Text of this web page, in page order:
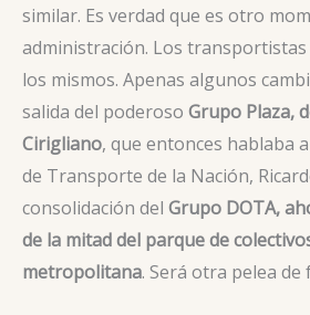
similar. Es verdad que es otro
administración. Los
los mismos. Apenas algunos
salida del poderoso Grupo Plaza,
Cirigliano, que entonces hablaba
de Transporte de la Nación,
consolidación del Grupo DOTA,
de la mitad del parque de
metropolitana. Será otra pelea de